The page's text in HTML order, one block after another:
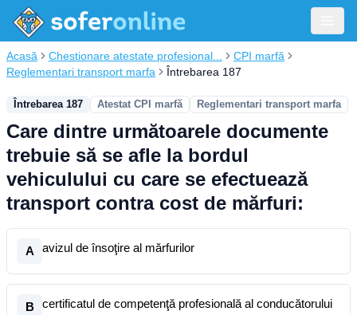
Acasă Chestionare atestate profesional...
CPI marfă
Reglementari transport marfa
Întrebarea 187
Întrebarea 187 Atestat CPI marfă Reglementari transport marfa
Care dintre următoarele documente
trebuie să se afle la bordul
vehiculului cu care se efectuează
transport contra cost de mărfuri:
A avizul de însoţire al mărfurilor
B
certificatul de competenţă profesională al conducătorului